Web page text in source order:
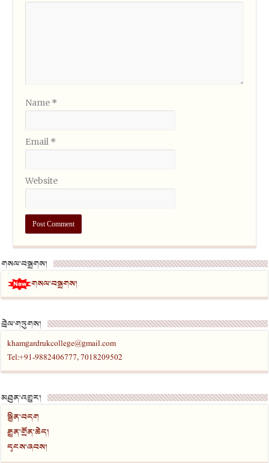
Name *
Email *
Website
གསལ་བསྒྲགས།
གསལ་བསྒྲགས།
བྲེལ་གཏུགས།
khamgardrukcollege@gmail.com
Tel:+91-9882406777, 7018209502
མཐུན་འགྱུར།
སྦྱིན་བདག
རྒྱུན་གྲོན་ཆེད།
དྭངས་ཞབས།